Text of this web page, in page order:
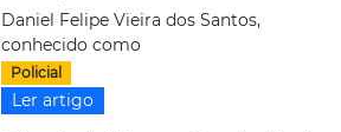
Daniel Felipe Vieira dos Santos,
conhecido como
Policial
Ler artigo